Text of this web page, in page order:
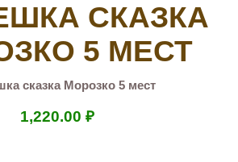
СКАЗКА
5 МЕСТ
сказка Морозко 5 мест
1,220.00 ₽